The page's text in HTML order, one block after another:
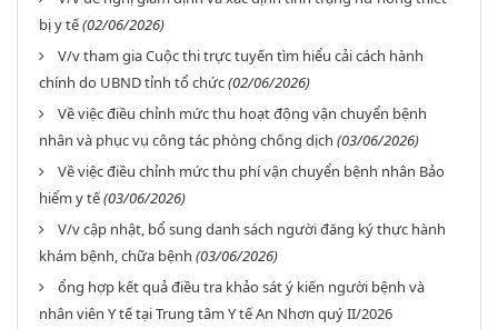
bị y tế(02/06/2026)
V/v tham gia Cuộc thi trực tuyến tìm hiểu cải cách hành
chính do UBND tỉnh tổ chức(02/06/2026)
Về việc điều chỉnh mức thu hoạt động vận chuyển bệnh
nhân và phục vụ công tác phòng chống dịch (03/06/2026)
Về việc điều chỉnh mức thu phí vận chuyển bệnh nhân Bảo
hiểm y tế(03/06/2026)
V/v cập nhật, bổ sung danh sách người đăng ký thực hành
khám bệnh, chữa bệnh (03/06/2026)
ổng hợp kết quả điều tra khảo sát ý kiến người bệnh và
nhân viên Y tế tại Trung tâm Y tế An Nhơn quý II/2026